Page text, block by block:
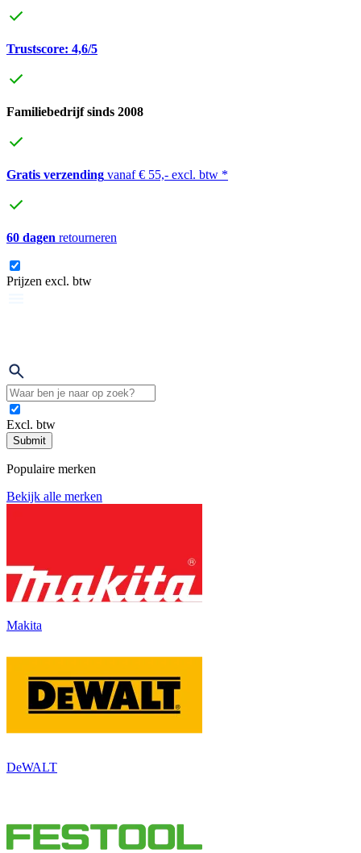
Trustscore: 4,6/5
Familiebedrijf sinds 2008
Gratis verzending vanaf € 55,- excl. btw *
60 dagen retourneren
Prijzen excl. btw
Excl. btw
Submit
Populaire merken
Bekijk alle merken
Makita
DeWALT